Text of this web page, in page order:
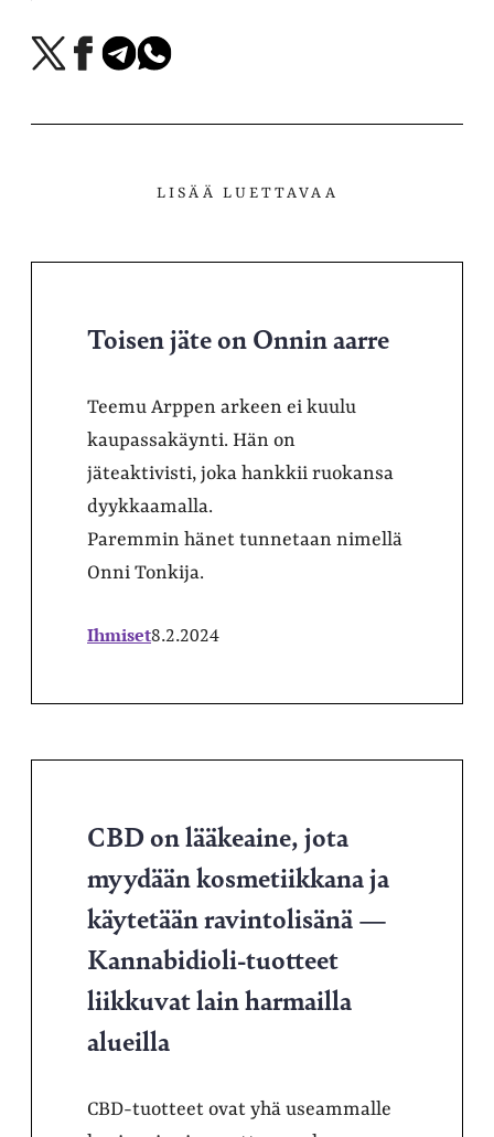
Jaa
X-
Jaa
Facebookissa
Jaa
Telegramissa
Jaa
WhatsAppissa
LISÄÄ LUETTAVAA
Toisen jäte on Onnin aarre
Teemu Arppen arkeen ei kuulu
kaupassakäynti. Hän on
jäteaktivisti, joka hankkii ruokansa
dyykkaamalla.
Paremmin hänet tunnetaan nimellä
Onni Tonkija.
Ihmiset8.2.2024
CBD on lääkeaine, jota
myydään kosmetiikkana ja
käytetään ravintolisänä —
Kannabidioli-tuotteet
liikkuvat lain harmailla
alueilla
CBD-tuotteet ovat yhä useammalle